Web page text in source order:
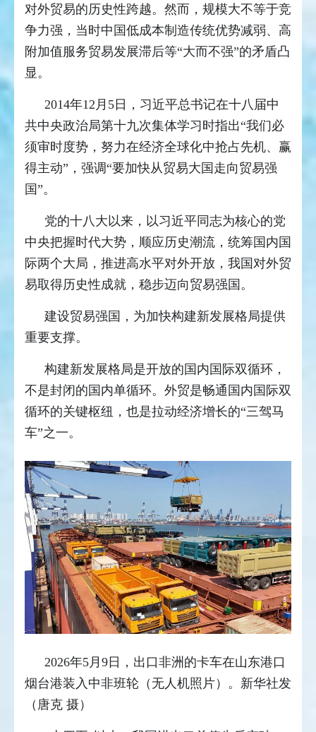
对外贸易的历史性跨越。然而，规模大不等于竞
争力强，当时中国低成本制造传统优势减弱、高
附加值服务贸易发展滞后等“大而不强”的矛盾凸
显。
2014年12月5日，习近平总书记在十八届中
共中央政治局第十九次集体学习时指出“我们必
须审时度势，努力在经济全球化中抢占先机、赢
得主动”，强调“要加快从贸易大国走向贸易强
国”。
党的十八大以来，以习近平同志为核心的党
中央把握时代大势，顺应历史潮流，统筹国内国
际两个大局，推进高水平对外开放，我国对外贸
易取得历史性成就，稳步迈向贸易强国。
建设贸易强国，为加快构建新发展格局提供
重要支撑。
构建新发展格局是开放的国内国际双循环，
不是封闭的国内单循环。外贸是畅通国内国际双
循环的关键枢纽，也是拉动经济增长的“三驾马
车”之一。
2026年5月9日，出口非洲的卡车在山东港口
烟台港装入中非班轮（无人机照片）。新华社发
（唐克 摄）